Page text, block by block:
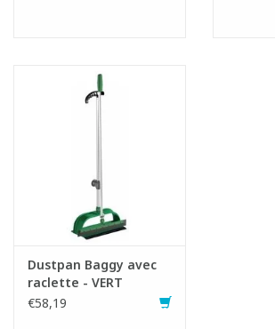
Dustpan Baggy avec
raclette - VERT
€58,19